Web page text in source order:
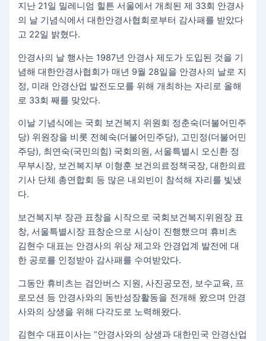
지난 21일 밀레니엄 힐튼 서울에서 개최된 제 33회 안경사
의 날 기념식에서 대한안경사협회로부터 감사패를 받았다
고 22일 밝혔다.
안경사의 날 행사는 1987년 안경사 제도가 도입된 것을 기
념해 대한안경사협회가 매년 9월 28일을 안경사의 날로 지
정, 미래 안경산업 발전도모를 위해 개최하는 자리로 올해
로 33회 째를 맞았다.
이날 기념식에는 국회 보건복지 위원회 정춘숙(더불어민주
당) 위원장을 비롯 전혜숙(더불어민주당), 고민정(더불어민
주당), 최연숙(국민의힘) 국회의원, 서울특별시 오신환 정
무부시장, 보건복지부 이형훈 보건의료정책국장, 대한의료
기사 단체 총연합회 등 많은 내외빈이 참석해 자리를 빛냈
다.
보건복지부 장관 표창을 시작으로 국회보건복지위원장 표
창, 서울특별시장 표창순으로 시상이 진행했으며 휴비츠
김현수 대표는 안경사의 위상 제고와 안경업계 발전에 대
한 공로를 인정받아 감사패를 수여받았다.
그동안 휴비츠는 검안버스 지원, 사진공모전, 보수교육, 프
로모션 등 안경사와의 동반성장활동을 전개해 왔으며 안경
사와의 상생을 위해 다각도로 노력해왔다.
김현수 대표이사는 “안경사와의 상생과 대한민국 안경산업